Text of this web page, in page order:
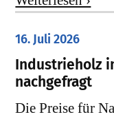
16. Juli 2026
Industrieholz
nachgefragt
Die Preise für